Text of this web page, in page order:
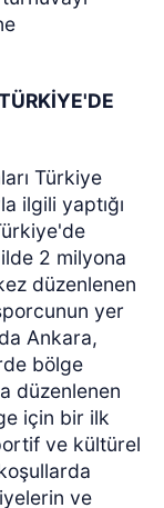
Türkiye
ilgili yaptığı
2 milyona
düzenlenen
yer
Ankara,
bölge
düzenlenen
için bir ilk
ve kültürel
ve